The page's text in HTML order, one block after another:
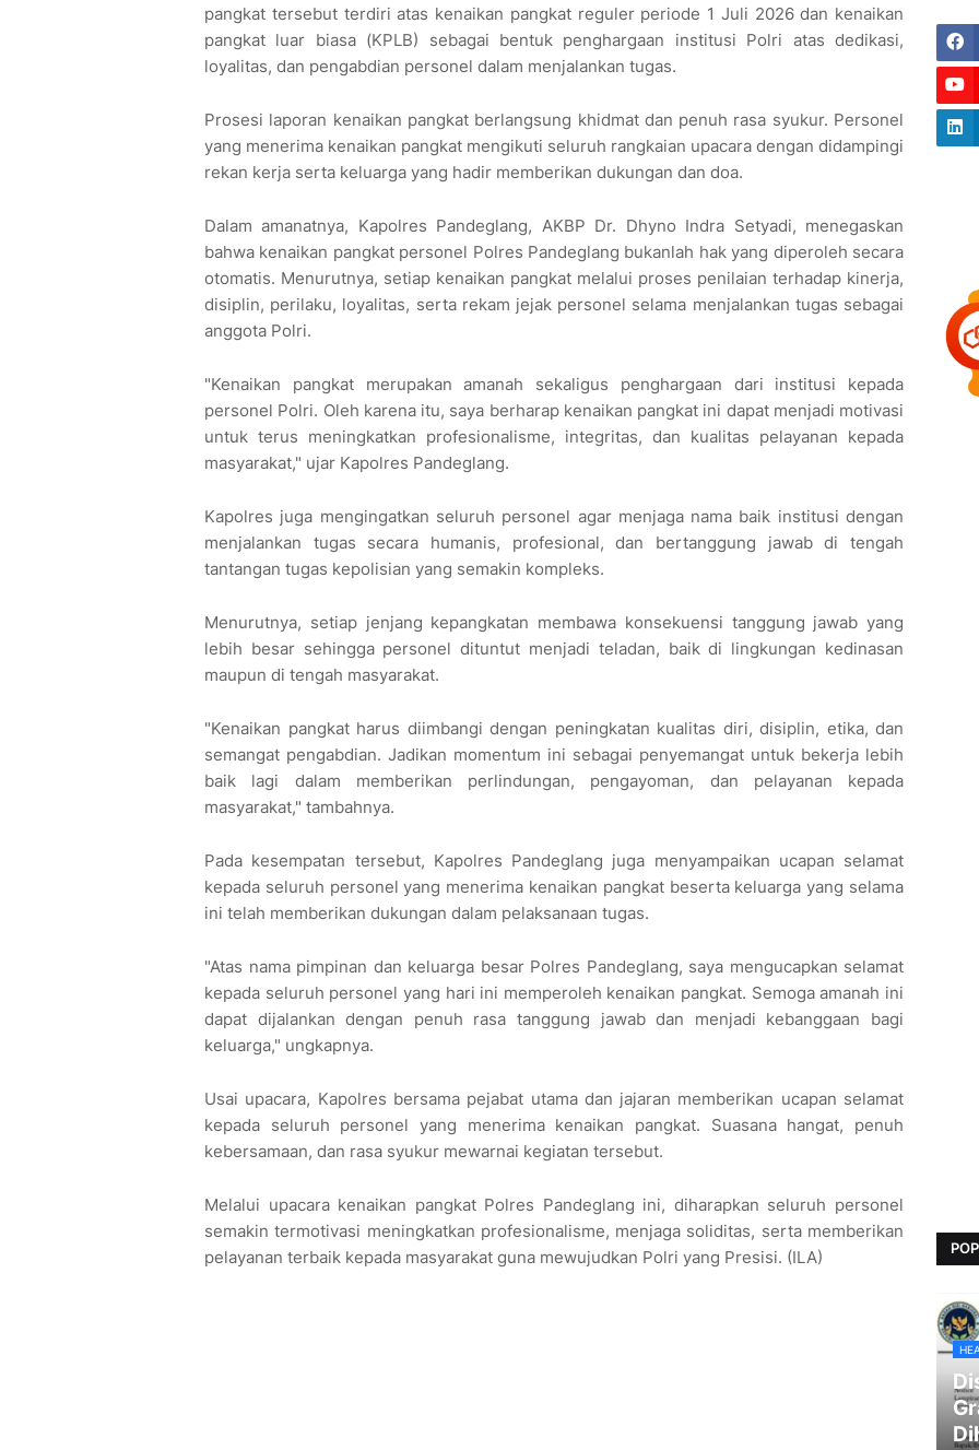
pangkat tersebut terdiri atas kenaikan pangkat reguler periode 1 Juli 2026 dan kenaikan
pangkat luar biasa (KPLB) sebagai bentuk penghargaan institusi Polri atas dedikasi,
loyalitas, dan pengabdian personel dalam menjalankan tugas.
Prosesi laporan kenaikan pangkat berlangsung khidmat dan penuh rasa syukur. Personel
yang menerima kenaikan pangkat mengikuti seluruh rangkaian upacara dengan didampingi
rekan kerja serta keluarga yang hadir memberikan dukungan dan doa.
Dalam amanatnya, Kapolres Pandeglang, AKBP Dr. Dhyno Indra Setyadi, menegaskan
bahwa kenaikan pangkat personel Polres Pandeglang bukanlah hak yang diperoleh secara
otomatis. Menurutnya, setiap kenaikan pangkat melalui proses penilaian terhadap kinerja,
disiplin, perilaku, loyalitas, serta rekam jejak personel selama menjalankan tugas sebagai
anggota Polri.
"Kenaikan pangkat merupakan amanah sekaligus penghargaan dari institusi kepada
personel Polri. Oleh karena itu, saya berharap kenaikan pangkat ini dapat menjadi motivasi
untuk terus meningkatkan profesionalisme, integritas, dan kualitas pelayanan kepada
masyarakat," ujar Kapolres Pandeglang.
Kapolres juga mengingatkan seluruh personel agar menjaga nama baik institusi dengan
menjalankan tugas secara humanis, profesional, dan bertanggung jawab di tengah
tantangan tugas kepolisian yang semakin kompleks.
Menurutnya, setiap jenjang kepangkatan membawa konsekuensi tanggung jawab yang
lebih besar sehingga personel dituntut menjadi teladan, baik di lingkungan kedinasan
maupun di tengah masyarakat.
"Kenaikan pangkat harus diimbangi dengan peningkatan kualitas diri, disiplin, etika, dan
semangat pengabdian. Jadikan momentum ini sebagai penyemangat untuk bekerja lebih
baik lagi dalam memberikan perlindungan, pengayoman, dan pelayanan kepada
masyarakat," tambahnya.
Pada kesempatan tersebut, Kapolres Pandeglang juga menyampaikan ucapan selamat
kepada seluruh personel yang menerima kenaikan pangkat beserta keluarga yang selama
ini telah memberikan dukungan dalam pelaksanaan tugas.
"Atas nama pimpinan dan keluarga besar Polres Pandeglang, saya mengucapkan selamat
kepada seluruh personel yang hari ini memperoleh kenaikan pangkat. Semoga amanah ini
dapat dijalankan dengan penuh rasa tanggung jawab dan menjadi kebanggaan bagi
keluarga," ungkapnya.
Usai upacara, Kapolres bersama pejabat utama dan jajaran memberikan ucapan selamat
kepada seluruh personel yang menerima kenaikan pangkat. Suasana hangat, penuh
kebersamaan, dan rasa syukur mewarnai kegiatan tersebut.
Melalui upacara kenaikan pangkat Polres Pandeglang ini, diharapkan seluruh personel
semakin termotivasi meningkatkan profesionalisme, menjaga soliditas, serta memberikan
pelayanan terbaik kepada masyarakat guna mewujudkan Polri yang Presisi. (ILA)